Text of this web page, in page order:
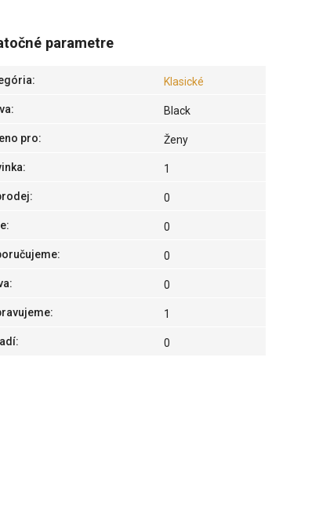
parametre
: Klasické
: Black
pro: Ženy
: 1
: 0
: 0
: 0
: 0
: 1
: 0